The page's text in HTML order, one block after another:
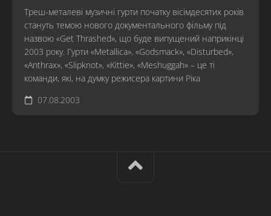
Треш-металеві музичні гурти початку вісімдесятих років
стануть темою нового документального фільму під
назвою «Get Thrashed», що буде випущений наприкінці
2003 року. Гурти «Metallica», «Godsmack», «Disturbed»,
«Anthrax», «Slipknot», «Kittie», «Meshuggah» – це ті
команди, які, на думку режисера картини Ріка
07.08.2003